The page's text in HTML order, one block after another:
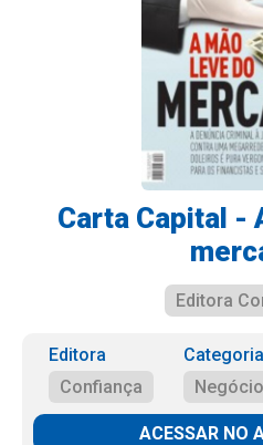
Carta Capital -
Editora
Editora
Confiança
Categoria
ACESSAR NO